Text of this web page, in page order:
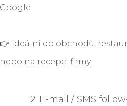
Google.
👉 Ideální do obchodů,
nebo na recepci firmy.
2. E-mail / SMS